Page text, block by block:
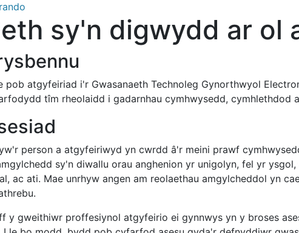
sy'n digwydd ar ol
pob atgyfeiriad i'r Gwasanaeth Technoleg Gynorthwyol
tîm rheolaidd i gadarnhau cymhwysedd, cymhlethdod
person a atgyfeiriwyd yn cwrdd â'r meini prawf
sy'n diwallu orau anghenion yr unigolyn, fel yr
ac ati. Mae unrhyw angen am reolaethau amgylcheddol yn
y gweithiwr proffesiynol atgyfeirio ei gynnwys yn y broses